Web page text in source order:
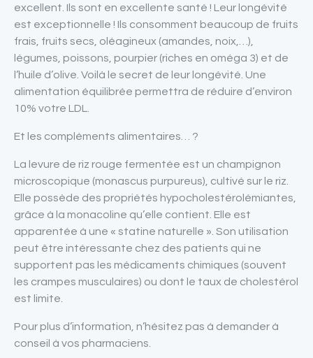
excellent. Ils sont en excellente santé ! Leur longévité
est exceptionnelle ! Ils consomment beaucoup de fruits
frais, fruits secs, oléagineux (amandes, noix,…),
légumes, poissons, pourpier (riches en oméga 3) et de
l’huile d’olive. Voilà le secret de leur longévité. Une
alimentation équilibrée permettra de réduire d’environ
10% votre LDL.
Et les compléments alimentaires… ?
La levure de riz rouge fermentée est un champignon
microscopique (monascus purpureus), cultivé sur le riz.
Elle possède des propriétés hypocholestérolémiantes,
grâce à la monacoline qu’elle contient. Elle est
apparentée à une « statine naturelle ». Son utilisation
peut être intéressante chez des patients qui ne
supportent pas les médicaments chimiques (souvent
les crampes musculaires) ou dont le taux de cholestérol
est limite.
Pour plus d’information, n’hésitez pas à demander à
conseil à vos pharmaciens.